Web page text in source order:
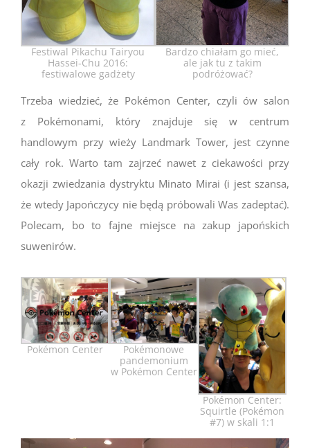
Festiwal Pikachu Tairyou
Hassei-Chu 2016:
festiwalowe gadżety
Bardzo chiałam go mieć,
ale jak tu z takim
podróżować?
Trzeba wiedzieć, że Pokémon Center, czyli ów salon
z Pokémonami, który znajduje się w centrum
handlowym przy wieży Landmark Tower, jest czynne
cały rok. Warto tam zajrzeć nawet z ciekawości przy
okazji zwiedzania dystryktu Minato Mirai (i jest szansa,
że wtedy Japończycy nie będą próbowali Was zadeptać).
Polecam, bo to fajne miejsce na zakup japońskich
suwenirów.
Pokémon Center
Pokémonowe
pandemonium
w Pokémon Center
Pokémon Center:
Squirtle (Pokémon
#7) w skali 1:1